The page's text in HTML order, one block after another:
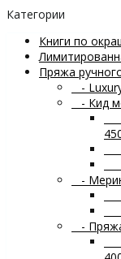
Категории
Книги по
Пряжа
-
- Кид
-
-